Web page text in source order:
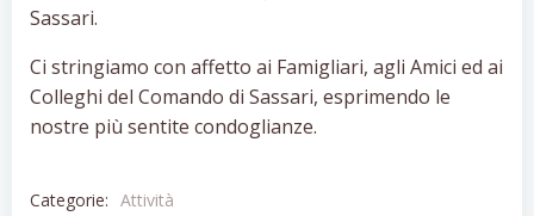
Sassari.
Ci stringiamo con affetto ai Famigliari, agli Amici ed ai
Colleghi del Comando di Sassari, esprimendo le
nostre più sentite condoglianze.
Categorie: Attività